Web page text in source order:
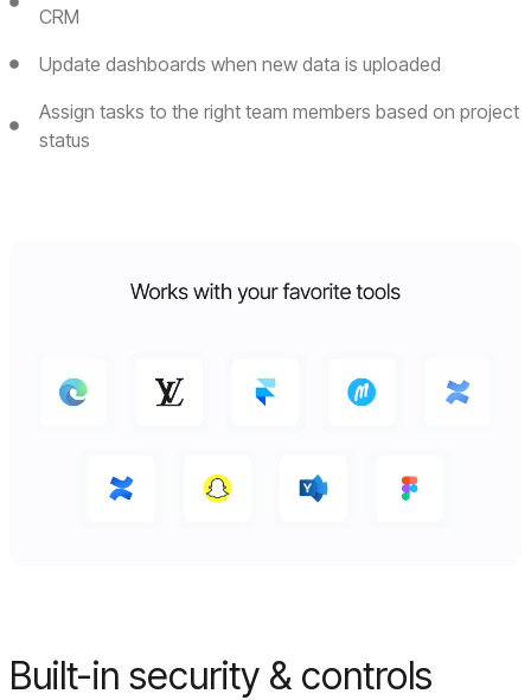
CRM
Update dashboards when new data is uploaded
Assign tasks to the right team members based on project
status
Built-in security & controls